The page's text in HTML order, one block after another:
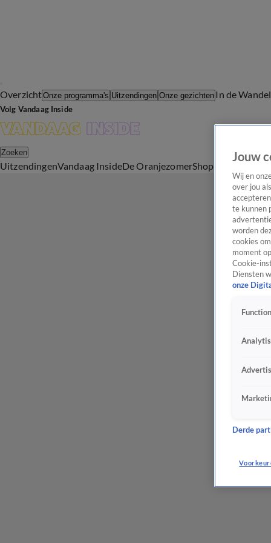
OverzichtOnze programma's Uitzendingen Onze gezichten In de
Volg Vandaag Inside
Zoeken
UitzendingenVandaag InsideDe OranjezomerShop
Jouw
Wij en
over jou
te kunnen
worden
cookies
moment
Cookie-
Diensten
onze
Derde